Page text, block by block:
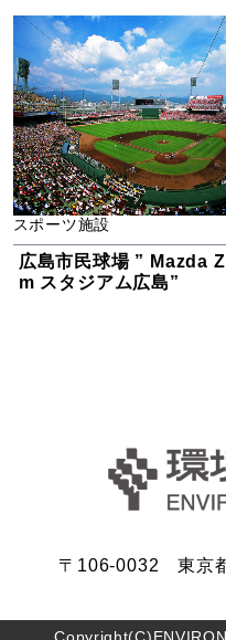
スポーツ施設
広島市民球場 ” Mazda
m スタジアム広島”
〒106-0032 東京